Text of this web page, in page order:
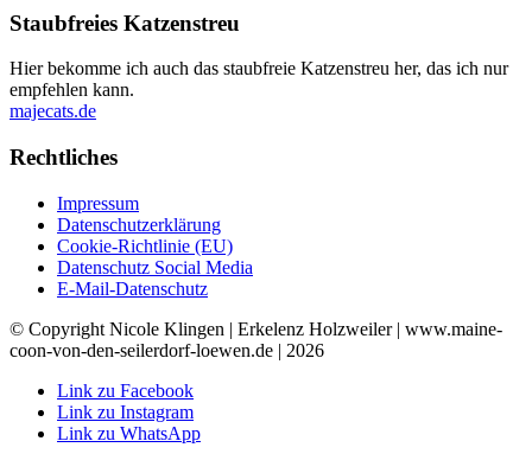
Staubfreies Katzenstreu
Hier bekomme ich auch das staubfreie Katzenstreu her, das ich nur
empfehlen kann.
majecats.de
Rechtliches
Impressum
Datenschutzerklärung
Cookie-Richtlinie (EU)
Datenschutz Social Media
E-Mail-Datenschutz
© Copyright Nicole Klingen | Erkelenz Holzweiler | www.maine-
coon-von-den-seilerdorf-loewen.de | 2026
Link zu Facebook
Link zu Instagram
Link zu WhatsApp